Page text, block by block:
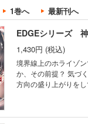
1巻へ 最新刊へ
EDGEシリーズ
1,430円 (税込)
境界線上のホライゾ
か、その前提？ 気づ
方向の盛り上がりを